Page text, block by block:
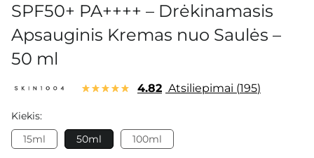
SPF50+ PA++++ – Drėkinamasis
Apsauginis Kremas nuo Saulės –
50 ml
4.82 Atsiliepimai 195
Kiekis:
15ml
50ml 100ml